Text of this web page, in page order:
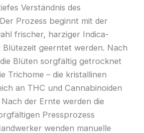
Verständnis des
Prozess beginnt mit der
frischer, harziger Indica-
Blütezeit geerntet werden. Nach
Blüten sorgfältig getrocknet
Trichome – die kristallinen
an THC und Cannabinoiden
der Ernte werden die
Pressprozess
wenden manuelle